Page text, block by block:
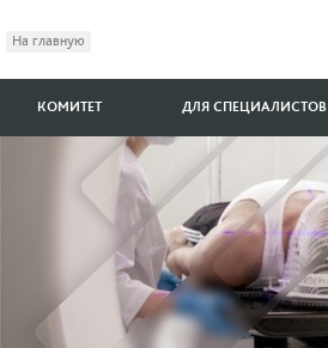
На главную
КОМИТЕТ ДЛЯ СПЕЦИАЛИСТОВ